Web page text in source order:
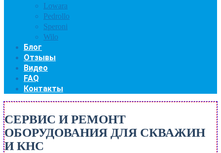
Lowara
Pedrollo
Speroni
Wilo
Блог
Отзывы
Видео
FAQ
Контакты
СЕРВИС И РЕМОНТ
ОБОРУДОВАНИЯ ДЛЯ СКВАЖИН
И КНС